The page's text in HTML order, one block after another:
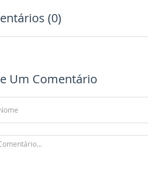
(0)
Um Comentário